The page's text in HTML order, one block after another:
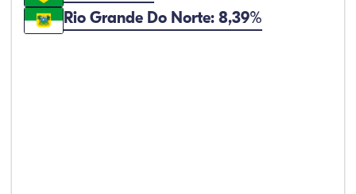
Rio Grande Do Norte: 8,39%